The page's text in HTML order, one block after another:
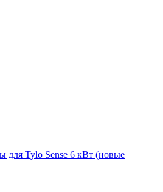
для Tylo Sense 6 кВт (новые